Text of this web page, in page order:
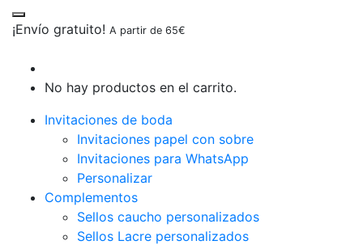
¡Envío gratuito! A partir de 65€
No hay productos en el carrito.
Invitaciones de boda
Invitaciones papel con sobre
Invitaciones para WhatsApp
Personalizar
Complementos
Sellos caucho personalizados
Sellos Lacre personalizados